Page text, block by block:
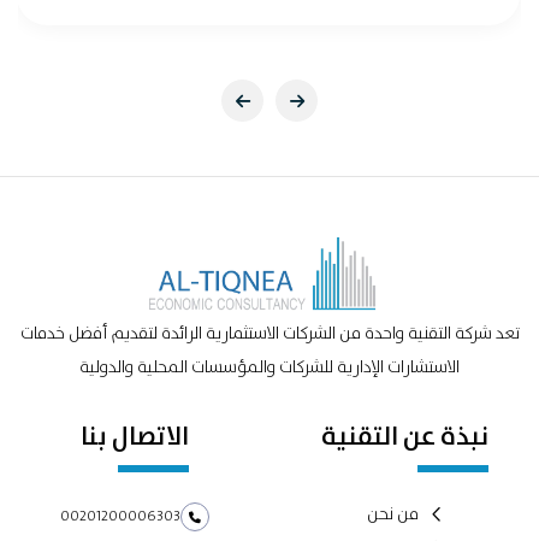
تعد شركة التقنية واحدة من الشركات الاستثمارية الرائدة لتقديم أفضل خدمات
الاستشارات الإدارية للشركات والمؤسسات المحلية والدولية
نبذة عن التقنية
من نحن
الاتصال بنا
00201200006303